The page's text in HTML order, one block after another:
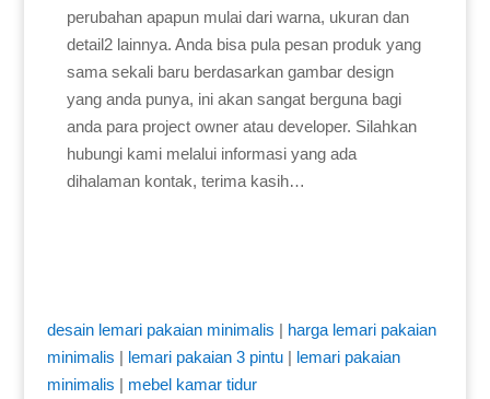
perubahan apapun mulai dari warna, ukuran dan
detail2 lainnya. Anda bisa pula pesan produk yang
sama sekali baru berdasarkan gambar design
yang anda punya, ini akan sangat berguna bagi
anda para project owner atau developer. Silahkan
hubungi kami melalui informasi yang ada
dihalaman kontak, terima kasih…
desain lemari pakaian minimalis | harga lemari pakaian
minimalis | lemari pakaian 3 pintu| lemari pakaian
minimalis | mebel kamar tidur